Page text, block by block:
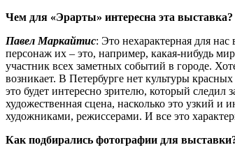
Чем для «Эрарты» интересна эта выставка?
Павел Маркайтис: Это нехарактерная для
персонаж их – это, например, какая-нибудь
участник всех заметных событий в городе.
возникает. В Петербурге нет культуры
это будет интересно зрителю, который следил
художественная сцена, насколько это узкий
художниками, режиссерами. И все это
Как подбирались фотографии для